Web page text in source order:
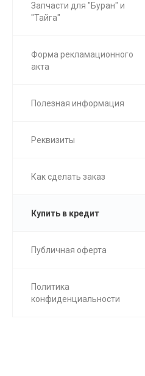
Запчасти для "Буран" и
"Тайга"
Форма рекламационного
акта
Полезная информация
Реквизиты
Как сделать заказ
Купить в кредит
Публичная оферта
Политика
конфиденциальности